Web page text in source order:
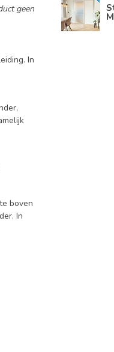
geen
In
boven
In